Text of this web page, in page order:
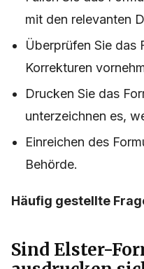
mit den relevanten
Überprüfen Sie das
Korrekturen
Drucken Sie das
unterzeichnen es,
Einreichen des
Behörde.
Häufig gestellte
Sind Elster-